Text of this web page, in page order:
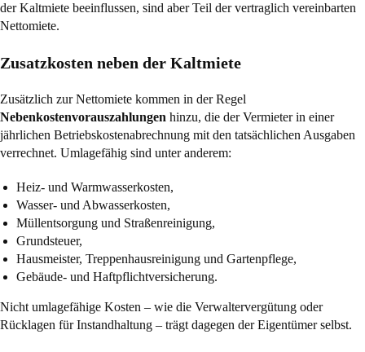
der Kaltmiete beeinflussen, sind aber Teil der vertraglich vereinbarten
Nettomiete.
Zusatzkosten neben der Kaltmiete
Zusätzlich zur Nettomiete kommen in der Regel
Nebenkostenvorauszahlungen hinzu, die der Vermieter in einer
jährlichen Betriebskostenabrechnung mit den tatsächlichen Ausgaben
verrechnet. Umlagefähig sind unter anderem:
Heiz- und Warmwasserkosten,
Wasser- und Abwasserkosten,
Müllentsorgung und Straßenreinigung,
Grundsteuer,
Hausmeister, Treppenhausreinigung und Gartenpflege,
Gebäude- und Haftpflichtversicherung.
Nicht umlagefähige Kosten – wie die Verwaltervergütung oder
Rücklagen für Instandhaltung – trägt dagegen der Eigentümer selbst.